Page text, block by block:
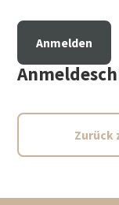
Anmelden
Zurück